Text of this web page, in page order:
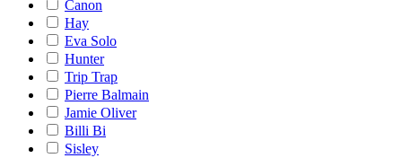
Canon
Hay
Eva Solo
Hunter
Trip Trap
Pierre Balmain
Jamie Oliver
Billi Bi
Sisley